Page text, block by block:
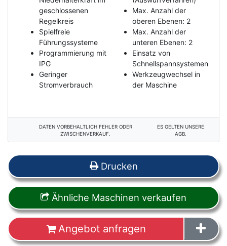
geschlossenen
Regelkreis
Spielfreie
Führungssysteme
Programmierung mit
IPG
Geringer
Stromverbrauch
Max. Anzahl der
oberen Ebenen: 2
Max. Anzahl der
unteren Ebenen: 2
Einsatz von
Schnellspannsystemen
Werkzeugwechsel in
der Maschine
DATEN VORBEHALTLICH FEHLER ODER
ZWISCHENVERKAUF.
ES GELTEN UNSERE
AGB.
Drucken
Ähnliche Maschinen verkaufen
Angebot anfragen